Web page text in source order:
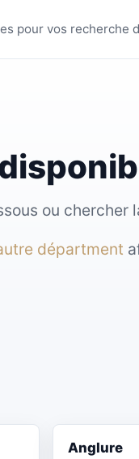
villes
pour vos recherche
ou chercher
départment
Anglure